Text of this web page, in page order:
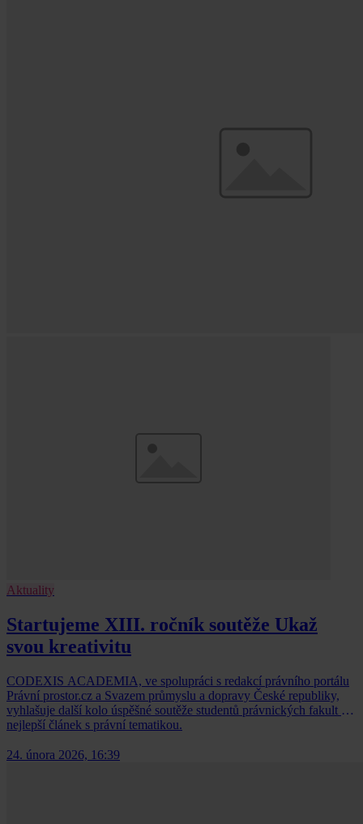
Aktuality
Startujeme XIII. ročník soutěže Ukaž
svou kreativitu
CODEXIS ACADEMIA, ve spolupráci s redakcí právního portálu
Právní prostor.cz a Svazem průmyslu a dopravy České republiky,
vyhlašuje další kolo úspěšné soutěže studentů právnických fakult o
nejlepší článek s právní tematikou.
24. února 2026, 16:39